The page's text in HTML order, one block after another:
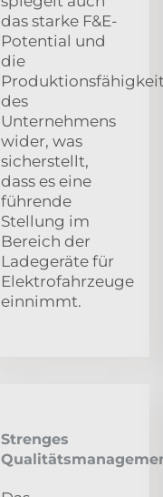
das starke F&E-
Potential und
die
des
Unternehmens
wider, was
sicherstellt,
dass es eine
führende
Stellung im
Bereich der
Ladegeräte für
Elektrofahrzeuge
einnimmt.
Strenges